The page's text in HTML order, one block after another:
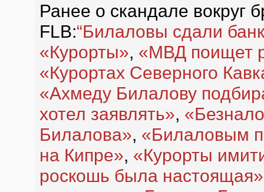
Ранее о скандале вокруг
FLB:“Билаловы сдали
«Курорты», «МВД поищет
«Курортах Северного
«Ахмеду Билалову
хотел заявлять»,
Билалова», «Билаловым
на Кипре», «Курорты
роскошь была настоящая»